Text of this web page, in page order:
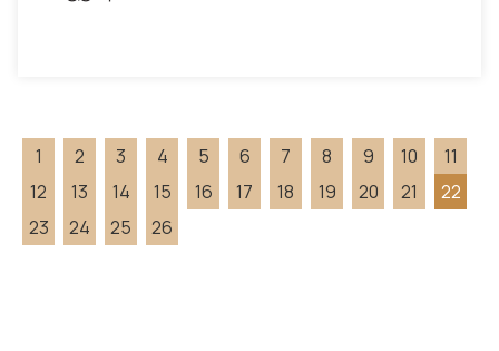
1 2 3 4 5 6 7 8 9 10
11
12
13 14 15 16 17 18 19 20 21
22
23
24 25 26